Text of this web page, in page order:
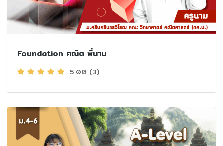
Foundation คณิต พี่นาม
5.00 (3)